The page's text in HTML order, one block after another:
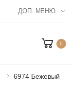
ДОП. МЕНЮ
0
6974 Бежевый